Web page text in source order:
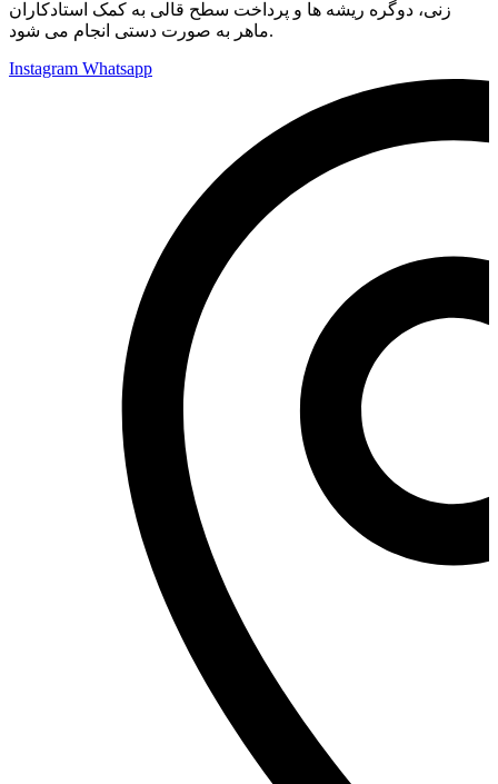
زنی، دوگره ریشه ها و پرداخت سطح قالی به کمک استادکاران
ماهر به صورت دستی انجام می شود.
Instagram Whatsapp